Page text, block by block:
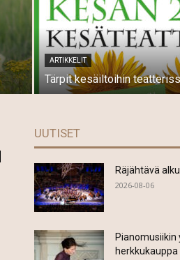
ARTIKKELIT
Tärpit kesäiltoihin
UUTISET
Räjähtävä
2026-08-06
herkkukauppa